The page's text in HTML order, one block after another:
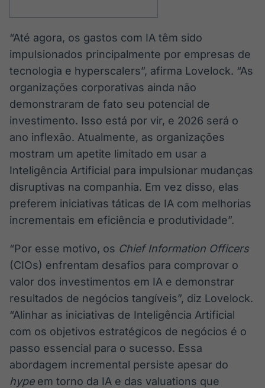
“Até agora, os gastos com IA têm sido
impulsionados principalmente por empresas de
tecnologia e hyperscalers”, afirma Lovelock. “As
organizações corporativas ainda não
demonstraram de fato seu potencial de
investimento. Isso está por vir, e 2026 será o
ano inflexão. Atualmente, as organizações
mostram um apetite limitado em usar a
Inteligência Artificial para impulsionar mudanças
disruptivas na companhia. Em vez disso, elas
preferem iniciativas táticas de IA com melhorias
incrementais em eficiência e produtividade”.
“Por esse motivo, os Chief Information Officers
(CIOs) enfrentam desafios para comprovar o
valor dos investimentos em IA e demonstrar
resultados de negócios tangíveis”, diz Lovelock.
“Alinhar as iniciativas de Inteligência Artificial
com os objetivos estratégicos de negócios é o
passo essencial para o sucesso. Essa
abordagem incremental persiste apesar do
hypeem torno da IA e das valuations que